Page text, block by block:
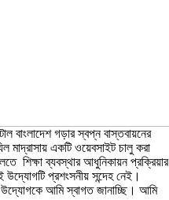
বাংলাদেশ গড়ার স্বপ্ন বাস্তবায়নের
মাদ্রাসায় একটি ওয়েবসাইট চালু করা
শিক্ষা ব্যবস্থার আধুনিকায়ন প্রক্রিয়ার
উদ্যোগটি প্রশংসনীয় সন্দেহ নেই।
উদ্যোগকে আমি স্বাগত জানাচ্ছি। আমি